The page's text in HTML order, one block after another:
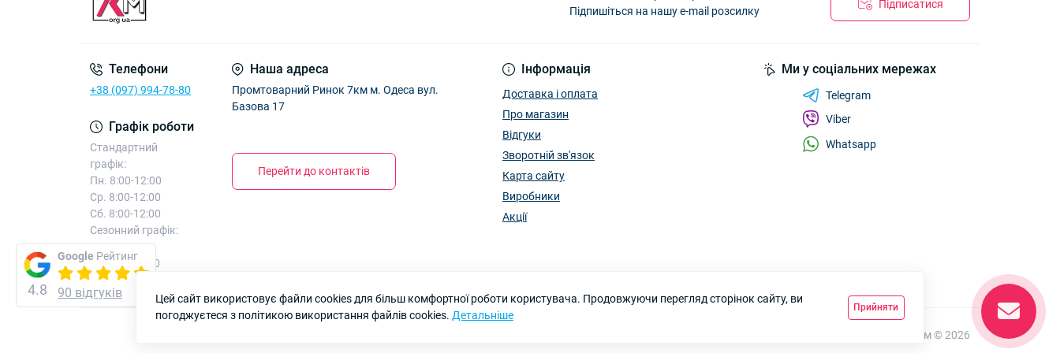
Підпишіться на нашу e-mail розсилку
Підписатися
Телефони
+38 (097) 994-78-80
Графік роботи
Стандартний
графік:
Пн. 8:00-12:00
Ср. 8:00-12:00
Сб. 8:00-12:00
Сезонний графік:
додатково
Вт. 8:00-12:00
Чт. 8:00-12:00
Наша адреса
Промтоварний Ринок 7км м. Одеса вул.
Базова 17
Перейти до контактів
Інформація
Доставка і оплата
Про магазин
Відгуки
Зворотній зв'язок
Карта сайту
Виробники
Акції
Ми у соціальних мережах
Telegram
Viber
Whatsapp
7км Одеса — Одяг і аксесуари оптом © 2026
4.8
Google Рейтинг
90 відгуків
Цей сайт використовує файли cookies для більш комфортної роботи користувача. Продовжуючи перегляд сторінок сайту, ви
погоджуєтеся з політикою використання файлів cookies. Детальніше
Прийняти